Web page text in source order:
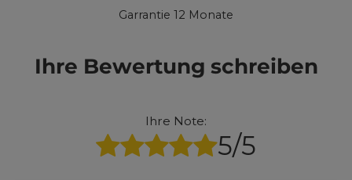
Garrantie 12 Monate
Ihre Bewertung schreiben
Ihre Note:
5/5